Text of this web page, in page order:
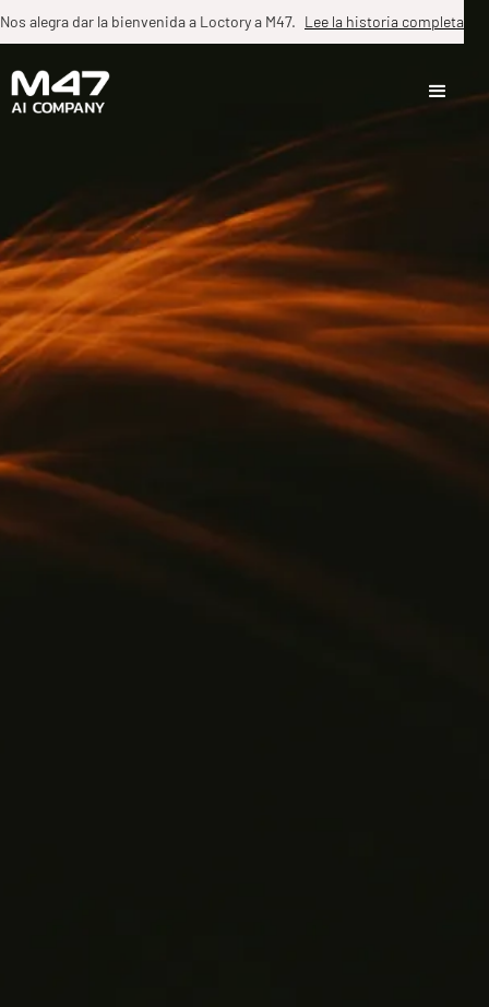
Nos alegra dar la bienvenida a Loctory a M47. Lee la historia completa